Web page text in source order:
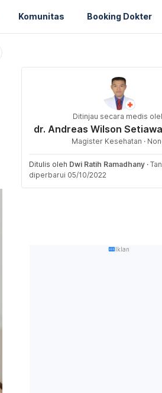
Komunitas Booking Dokter
Ditinjau secara medis
dr. Andreas Wilson
Magister Kesehatan ·
Ditulis oleh Dwi Ratih Ramadhany ·
diperbarui 05/10/2022
Iklan